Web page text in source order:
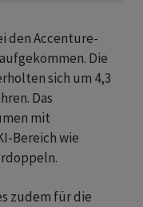
den Accenture-
Die
sich um 4,3
Das
mit
Bereich wie
zudem für die